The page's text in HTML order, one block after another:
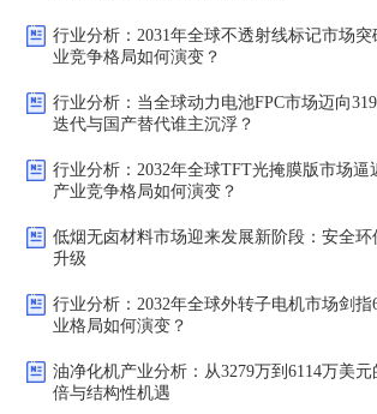
行业分析：2031年全球不透射线标记市场
业竞争格局如何演变？
行业分析：当全球动力电池FPC市场迈向
迭代与国产替代谁主沉浮？
行业分析：2032年全球TFT光掩膜版市场逼
产业竞争格局如何演变？
低烟无卤材料市场迎来发展新阶段：安全
升级
行业分析：2032年全球外转子电机市场剑指
业格局如何演变？
油净化机产业分析：从3279万到6114万美
倍与结构性机遇